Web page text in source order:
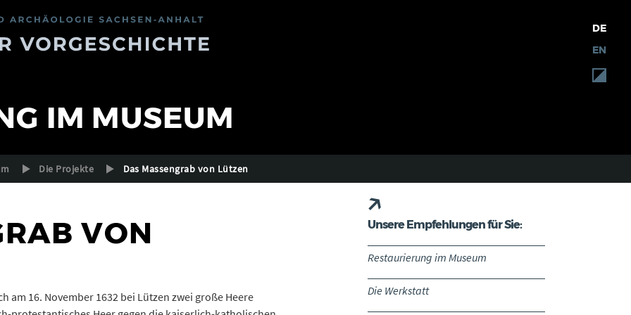
IM MUSEUM
DE
EN
Die Projekte Das Massengrab von Lützen
VON
am 16. November 1632 bei Lützen zwei große Heere
Unsere Empfehlungen für Sie:
Restaurierung im Museum
Die Werkstatt